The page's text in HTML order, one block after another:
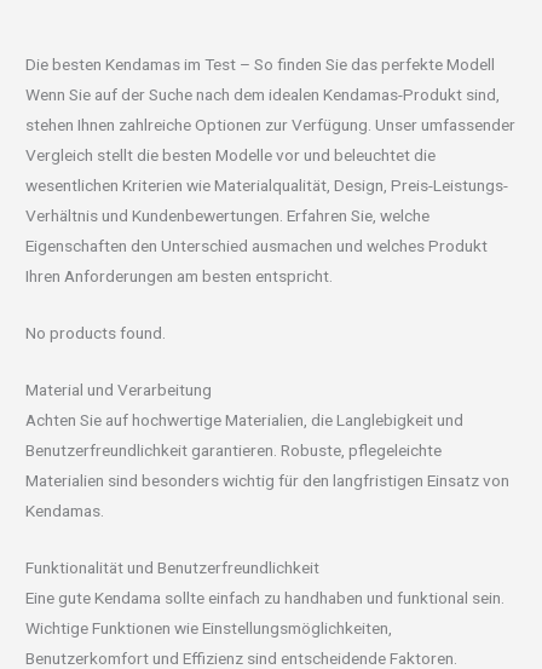
Die besten Kendamas im Test – So finden Sie das perfekte Modell
Wenn Sie auf der Suche nach dem idealen Kendamas-Produkt sind,
stehen Ihnen zahlreiche Optionen zur Verfügung. Unser umfassender
Vergleich stellt die besten Modelle vor und beleuchtet die
wesentlichen Kriterien wie Materialqualität, Design, Preis-Leistungs-
Verhältnis und Kundenbewertungen. Erfahren Sie, welche
Eigenschaften den Unterschied ausmachen und welches Produkt
Ihren Anforderungen am besten entspricht.
No products found.
Material und Verarbeitung
Achten Sie auf hochwertige Materialien, die Langlebigkeit und
Benutzerfreundlichkeit garantieren. Robuste, pflegeleichte
Materialien sind besonders wichtig für den langfristigen Einsatz von
Kendamas.
Funktionalität und Benutzerfreundlichkeit
Eine gute Kendama sollte einfach zu handhaben und funktional sein.
Wichtige Funktionen wie Einstellungsmöglichkeiten,
Benutzerkomfort und Effizienz sind entscheidende Faktoren.